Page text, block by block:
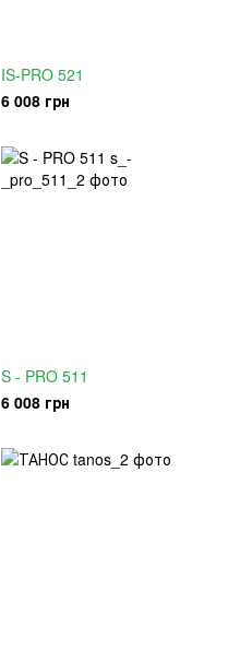
IS-PRO 521
6 008 грн
S - PRO 511
6 008 грн